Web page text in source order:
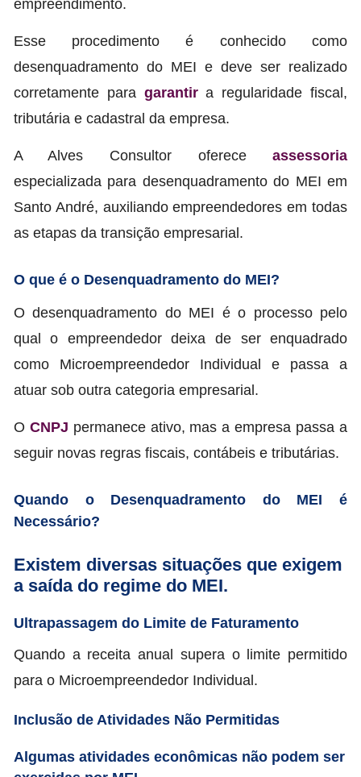
empreendimento.
Esse procedimento é conhecido como
desenquadramento do MEI e deve ser realizado
corretamente para garantira regularidade fiscal,
tributária e cadastral da empresa.
A Alves Consultor ofereceassessoria
especializada para desenquadramento do MEI em
Santo André, auxiliando empreendedores em todas
as etapas da transição empresarial.
O que é o Desenquadramento do MEI?
O desenquadramento do MEI é o processo pelo
qual o empreendedor deixa de ser enquadrado
como Microempreendedor Individual e passa a
atuar sob outra categoria empresarial.
O CNPJ permanece ativo, mas a empresa passa a
seguir novas regras fiscais, contábeis e tributárias.
Quando o Desenquadramento do MEI é
Necessário?
Existem diversas situações que exigem
a saída do regime do MEI.
Ultrapassagem do Limite de Faturamento
Quando a receita anual supera o limite permitido
para o Microempreendedor Individual.
Inclusão de Atividades Não Permitidas
Algumas atividades econômicas não podem ser